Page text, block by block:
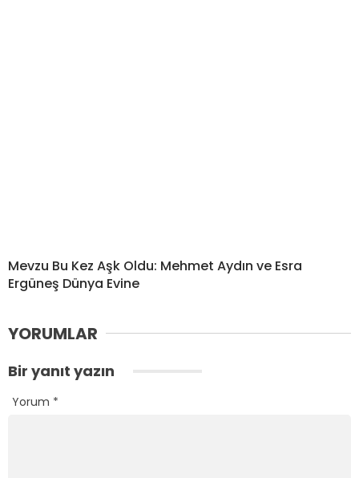
Mevzu Bu Kez Aşk Oldu: Mehmet Aydın ve Esra
Ergüneş Dünya Evine
YORUMLAR
Bir yanıt yazın
Yorum *